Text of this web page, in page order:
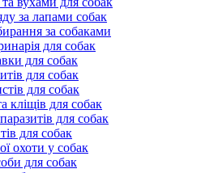
за лапами собак
за собаками
для собак
для собак
для собак
для собак
кліщів для собак
для собак
для собак
охоти у собак
для собак